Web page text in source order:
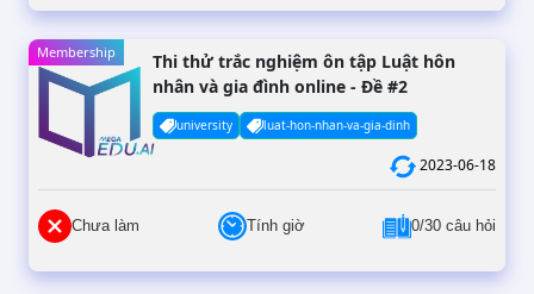
Membership
Thi thử trắc nghiệm ôn tập Luật hôn
nhân và gia đình online - Đề #2
university luat-hon-nhan-va-gia-dinh
2023-06-18
Chưa làm Tính giờ 0/30 câu hỏi